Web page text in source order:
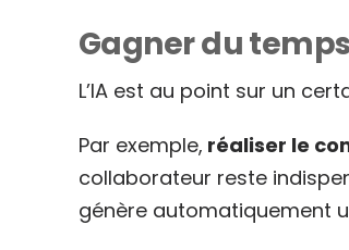
Gagner du
L’IA est au point sur un
Par exemple, réaliser le
collaborateur reste
génère automatiquement